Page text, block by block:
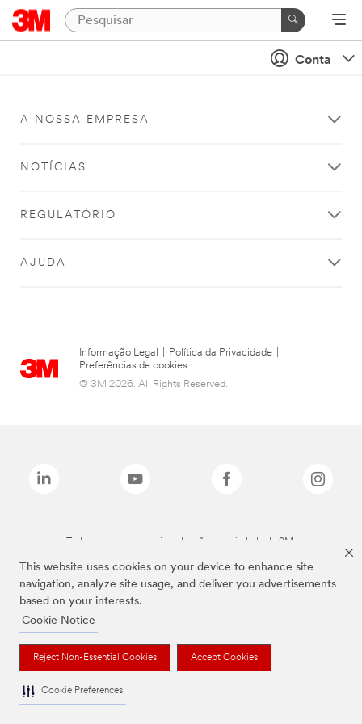
This website uses cookies on your device to enhance site
navigation, analyze site usage, and deliver you advertisements
based on your interests.
Cookie Notice
Reject Non-Essential Cookies Accept Cookies
Cookie Preferences
Conta
A NOSSA EMPRESA
NOTÍCIAS
REGULATÓRIO
AJUDA
Informação Legal Política da Privacidade
Preferências de cookies
© 3M 2026. All Rights Reserved.
Todas as marcas mencionadas são propriedade da 3M.